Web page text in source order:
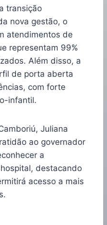
transição
nova gestão, o
atendimentos de
representam 99%
Além disso, a
de porta aberta
com forte
infantil.
Juliana
ao governador
a
destacando
acesso a mais